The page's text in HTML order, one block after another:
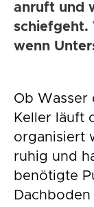
anruft und
schiefgeht.
wenn
Ob Wasser
Keller läuft
organisiert
ruhig und
benötigte